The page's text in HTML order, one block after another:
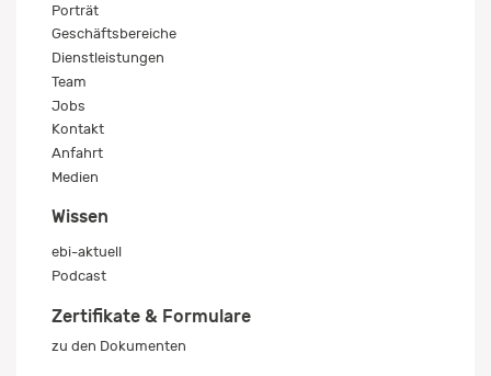
Porträt
Geschäftsbereiche
Dienstleistungen
Team
Jobs
Kontakt
Anfahrt
Medien
Wissen
ebi-aktuell
Podcast
Zertifikate & Formulare
zu den Dokumenten